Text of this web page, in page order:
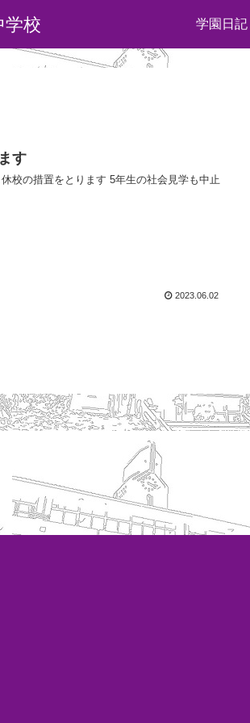
学校 学園日記
す
校の措置をとります 5年生の社会見学も中止
2023.06.02